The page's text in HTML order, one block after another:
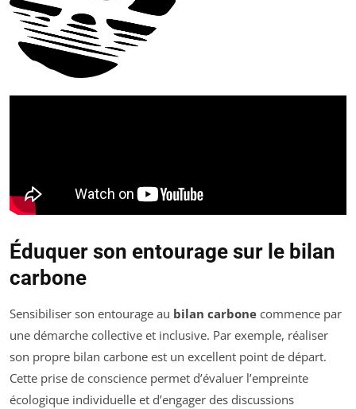
Éduquer son entourage sur le bilan
carbone
Sensibiliser son entourage au bilan carbone commence par
une démarche collective et inclusive. Par exemple, réaliser
son propre bilan carbone est un excellent point de départ.
Cette prise de conscience permet d’évaluer l’empreinte
écologique individuelle et d’engager des discussions